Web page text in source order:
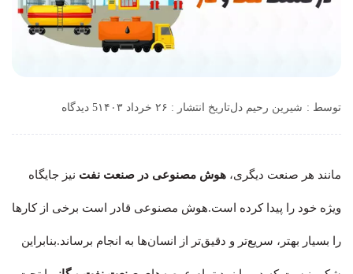
توسط : شیرین رحیم دلتاریخ انتشار : ۲۶ خرداد ۱۴۰۳ 5 دیدگاه
مانند هر صنعت دیگری، هوش مصنوعی در صنعت نفت نیز جایگاه
ویژه خود را پیدا کرده است.هوش مصنوعی قادر است برخی از کارها
را بسیار بهتر، سریع‌تر و دقیق‌تر از انسان‌ها به انجام برساند.بنابراین